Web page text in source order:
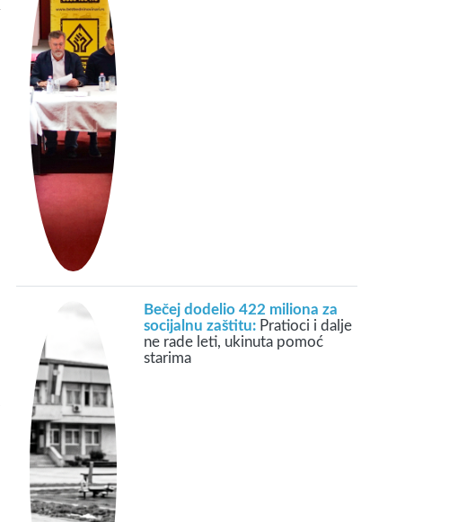
Bečej dodelio 422 miliona za
socijalnu zaštitu: Pratioci i dalje
ne rade leti, ukinuta pomoć
starima